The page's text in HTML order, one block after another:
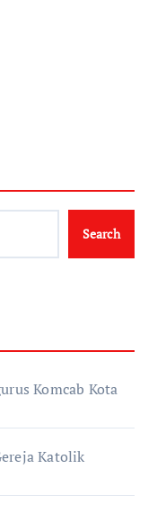
Search
Komcab Kota
Katolik